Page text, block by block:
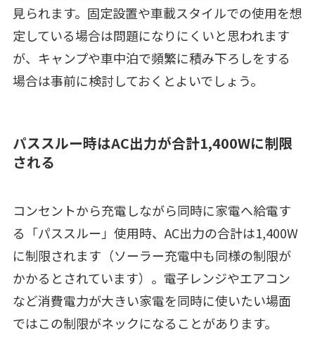
見られます。固定設置や車載スタイルでの使用を想
定している場合は問題になりにくいと思われます
が、キャンプや車中泊で頻繁に積み下ろしをする
場合は事前に検討しておくとよいでしょう。
パススルー時はAC出力が合計1,400Wに制限
される
コンセントから充電しながら同時に家電へ給電す
る「パススルー」使用時、AC出力の合計は1,400W
に制限されます（ソーラー充電中も同様の制限が
かかるとされています）。電子レンジやエアコン
など消費電力が大きい家電を同時に使いたい場面
ではこの制限がネックになることがあります。